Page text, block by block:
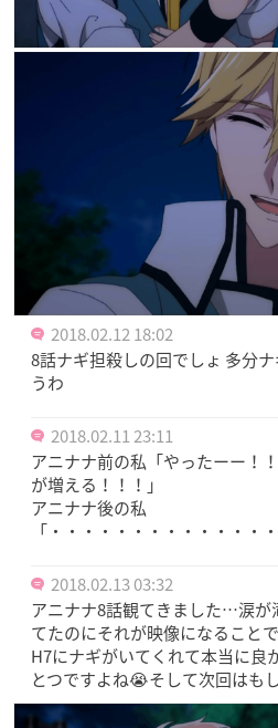
2018.02.12 18:02
8話ナギ担殺しの回でしょ 多分
うわ
2018.02.11 23:11
アニナナ前の私「やったーー！
が増える！！！」
アニナナ後の私
「・・・・・・・・・・・・・
2018.02.13 03:32
アニナナ8話観てきました…涙
てたのにそれが映像になること
H7にナギがいてくれて本当に良
とつですよね😭そして次回はも